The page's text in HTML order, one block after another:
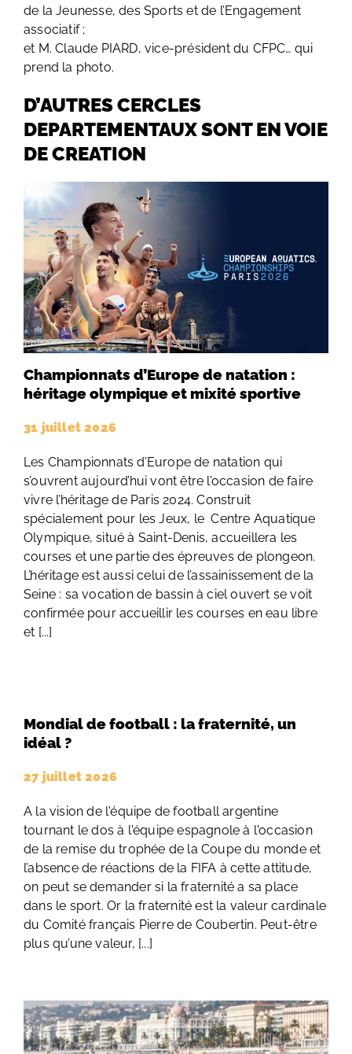
de la Jeunesse, des Sports et de l’Engagement
associatif ;
et M. Claude PIARD, vice-président du CFPC… qui
prend la photo.
D’AUTRES CERCLES
DEPARTEMENTAUX SONT EN VOIE
DE CREATION
Championnats d’Europe de natation :
héritage olympique et mixité sportive
31 juillet 2026
Les Championnats d’Europe de natation qui
s’ouvrent aujourd’hui vont être l’occasion de faire
vivre l’héritage de Paris 2024. Construit
spécialement pour les Jeux, le Centre Aquatique
Olympique, situé à Saint-Denis, accueillera les
courses et une partie des épreuves de plongeon.
L’héritage est aussi celui de l’assainissement de la
Seine : sa vocation de bassin à ciel ouvert se voit
confirmée pour accueillir les courses en eau libre
et [...]
Mondial de football : la fraternité, un
idéal ?
27 juillet 2026
A la vision de l'équipe de football argentine
tournant le dos à l'équipe espagnole à l'occasion
de la remise du trophée de la Coupe du monde et
l’absence de réactions de la FIFA à cette attitude,
on peut se demander si la fraternité a sa place
dans le sport. Or la fraternité est la valeur cardinale
du Comité français Pierre de Coubertin. Peut-être
plus qu’une valeur, [...]